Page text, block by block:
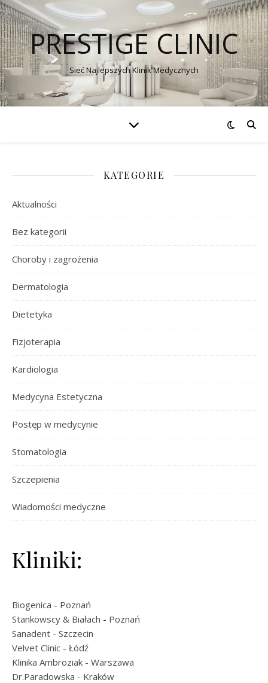
PRESTIGE CLINIC
Sieć Najlepszych Klinik Medycznych
KATEGORIE
Aktualności
Bez kategorii
Choroby i zagrożenia
Dermatologia
Dietetyka
Fizjoterapia
Kardiologia
Medycyna Estetyczna
Postęp w medycynie
Stomatologia
Szczepienia
Wiadomości medyczne
Kliniki:
Biogenica - Poznań
Stankowscy & Białach - Poznań
Sanadent - Szczecin
Velvet Clinic - Łódź
Klinika Ambroziak - Warszawa
Dr.Paradowska - Kraków